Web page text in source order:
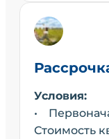
Условия:
•
Стоимость